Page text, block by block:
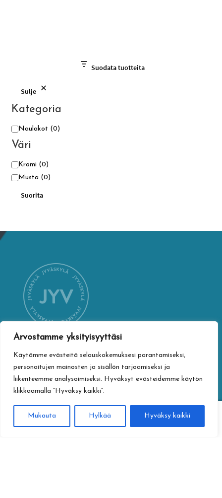
Arvostamme yksityisyyttäsi
Käytämme evästeitä selauskokemuksesi parantamiseksi,
personoitujen mainosten ja sisällön tarjoamiseksi ja
liikenteemme analysoimiseksi. Hyväksyt evästeidemme käytön
klikkaamalla ”Hyväksy kaikki”.
Mukauta Hylkää Hyväksy kaikki
Suodata tuotteita
Sulje
Kategoria
Kategoria
Naulakot (0)
Väri
VäriKromi (0)
Musta (0)
Suorita
YHTEYSTIEDOT
Jyväskylän kaupungin verkkokauppa
Vapaudenkatu 32
jyvaskylan.verkkokauppa@jyvaskyla.fi
Etsi:
Haku
0